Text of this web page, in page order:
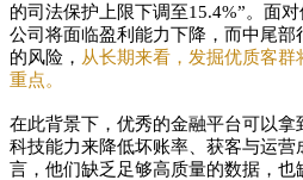
的司法保护上限下调至15.4%”。面
公司将面临盈利能力下降，而中尾
的风险， 从长期来看，发掘优质客
重点。
在此背景下，优秀的金融平台可以
科技能力来降低坏账率、获客与运
言，他们缺乏足够高质量的数据，也